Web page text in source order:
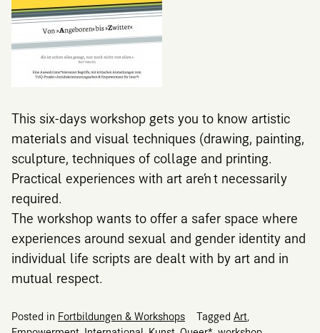
This six-days workshop gets you to know artistic
materials and visual techniques (drawing, painting,
sculpture, techniques of collage and printing.
Practical experiences with art aren’t necessarily
required.
The workshop wants to offer a safer space where
experiences around sexual and gender identity and
individual life scripts are dealt with by art and in
mutual respect.
Posted in Fortbildungen & Workshops Tagged Art